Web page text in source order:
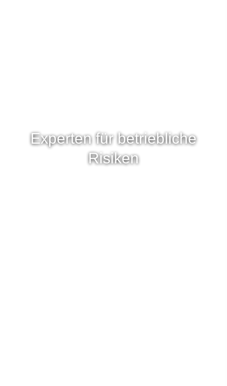
Experten für betriebliche
Risiken